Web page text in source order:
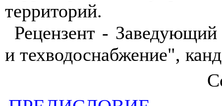
территорий.
Рецензент -
и техводоснабжение",